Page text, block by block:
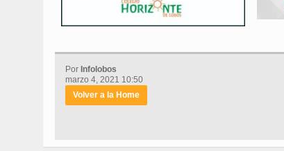
Por Infolobos
marzo 4, 2021 10:50
Volver a la Home